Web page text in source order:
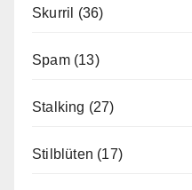
Skurril (36)
Spam(13)
Stalking (27)
Stilblüten (17)